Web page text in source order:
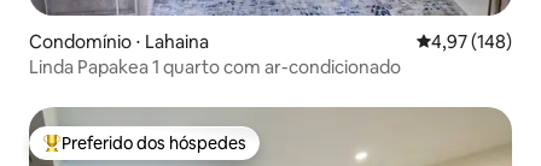
Condomínio ⋅ Lahaina 4,97 de uma
4,97 (148)
Linda Papakea 1 quarto com ar-condicionado
Entre os melhores preferidos dos hóspedes
Preferido dos hóspedes